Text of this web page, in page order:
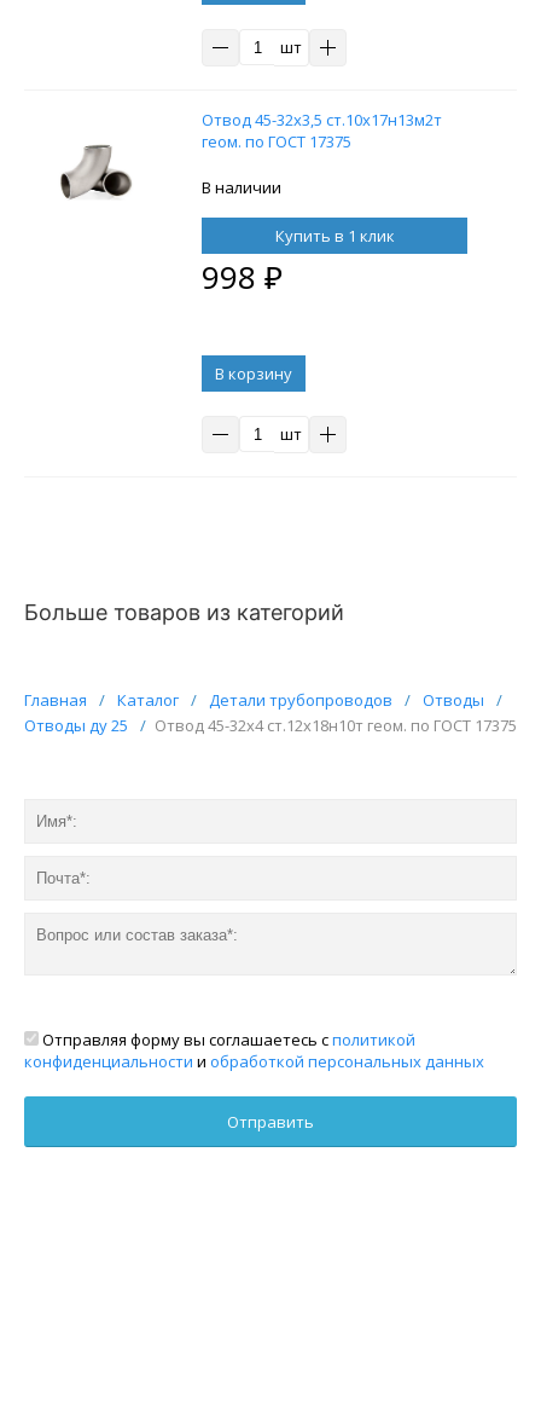
шт
Отвод 45-32х3,5 ст.10х17н13м2т
геом. по ГОСТ 17375
В наличии
Купить в 1 клик
998 ₽
В корзину
шт
Больше товаров из категорий
Главная / Каталог / Детали трубопроводов / Отводы
/
Отводы ду 25
/ Отвод 45-32х4 ст.12х18н10т геом. по ГОСТ 17375
Отправляя форму вы соглашаетесь сполитикой
конфиденциальности и обработкой персональных данных